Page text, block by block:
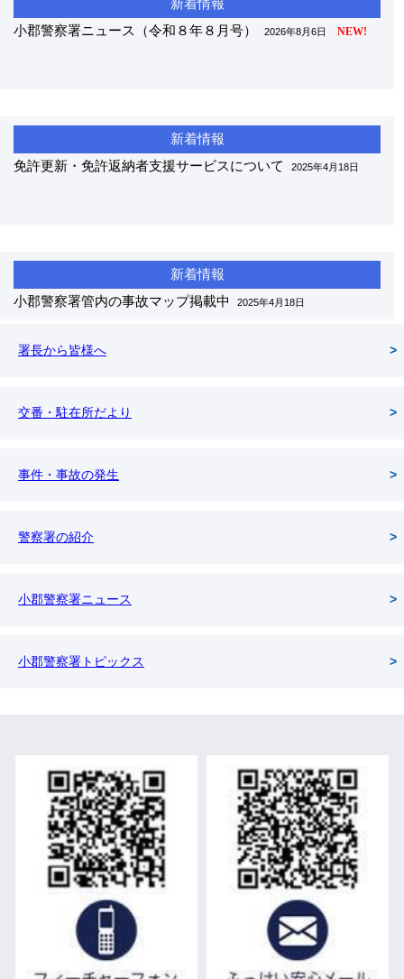
小郡警察署ニュース（令和８年８月号） 2026年8月6日 NEW!
免許更新・免許返納者支援サービスについて 2025年4月18日
小郡警察署管内の事故マップ掲載中 2025年4月18日
署長から皆様へ
交番・駐在所だより
事件・事故の発生
警察署の紹介
小郡警察署ニュース
小郡警察署トピックス